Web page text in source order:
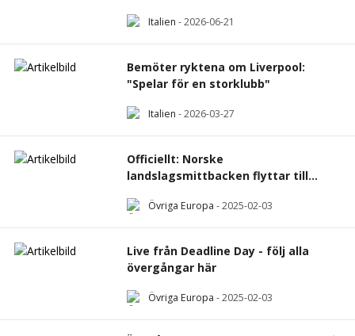
Italien -2026-06-21
Bemöter ryktena om Liverpool:
"Spelar för en storklubb"
Italien -2026-03-27
Officiellt: Norske
landslagsmittbacken flyttar till
Övriga Europa -2025-02-03
Live från Deadline Day - följ alla
övergångar här
Övriga Europa -2025-02-03